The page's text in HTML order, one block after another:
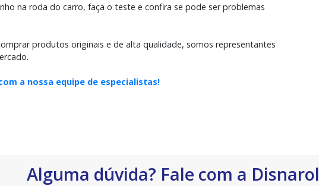
na roda do carro, faça o teste e confira se pode ser problemas
produtos originais e de alta qualidade, somos representantes
a nossa equipe de especialistas!
Alguma dúvida? Fale com a Disnarol